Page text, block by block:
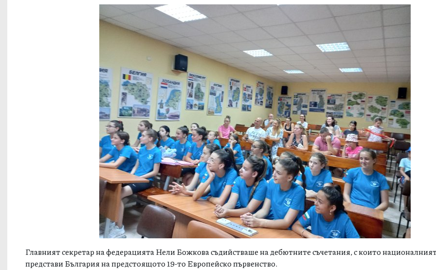
Главният секретар на федерацията Нели Божкова съдийстваше на дебютните съчетания, с които
представи България на предстоящото 19-то Европейско първенство.